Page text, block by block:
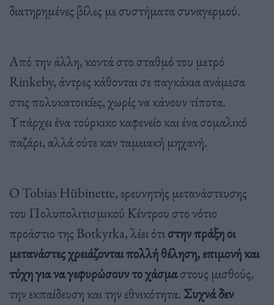
διατηρημένες βίλες με συστήματα συναγερμού.
Από την άλλη, κοντά στο σταθμό του μετρό
Rinkeby, άντρες κάθονται σε παγκάκια ανάμεσα
στις πολυκατοικίες, χωρίς να κάνουν τίποτα.
Υπάρχει ένα τούρκικο καφενείο και ένα σομαλικό
παζάρι, αλλά ούτε καν ταμειακή μηχανή.
Ο Tobias Hübinette, ερευνητής μετανάστευσης
του Πολυπολιτισμικού Κέντρου στο νότιο
προάστιο της Botkyrka, λέει ότιστην πράξη οι
μετανάστες χρειάζονται πολλή θέληση, επιμονή και
τύχη για να γεφυρώσουν το χάσμαστους μισθούς,
την εκπαίδευση και την εθνικότητα. Συχνά δεν